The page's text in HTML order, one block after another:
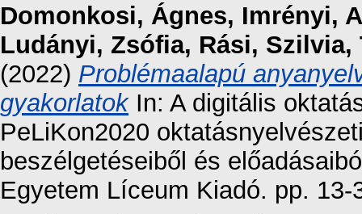
Domonkosi, Ágnes, Imrényi,
Ludányi, Zsófia, Rási, Szilvia,
(2022) Problémaalapú
gyakorlatokIn: A digitális
PeLiKon2020
beszélgetéseiből és
Egyetem Líceum Kiadó. pp. 13-